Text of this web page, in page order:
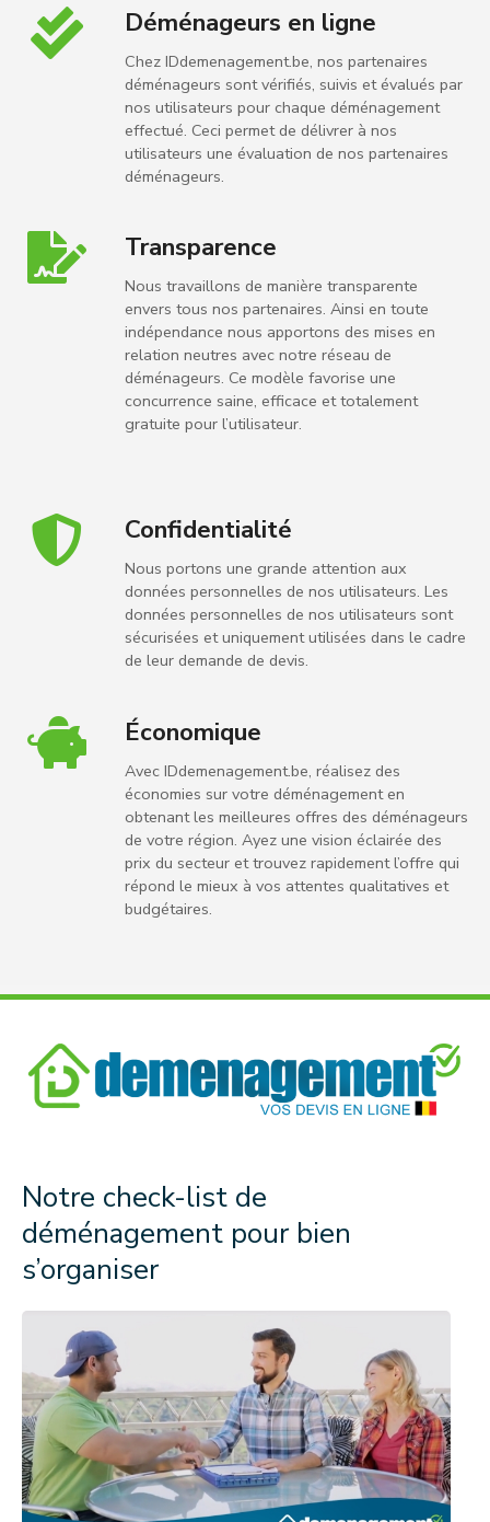
Déménageurs en ligne
Chez IDdemenagement.be, nos partenaires
déménageurs sont vérifiés, suivis et évalués par
nos utilisateurs pour chaque déménagement
effectué. Ceci permet de délivrer à nos
utilisateurs une évaluation de nos partenaires
déménageurs.
Transparence
Nous travaillons de manière transparente
envers tous nos partenaires. Ainsi en toute
indépendance nous apportons des mises en
relation neutres avec notre réseau de
déménageurs. Ce modèle favorise une
concurrence saine, efficace et totalement
gratuite pour l’utilisateur.
Confidentialité
Nous portons une grande attention aux
données personnelles de nos utilisateurs. Les
données personnelles de nos utilisateurs sont
sécurisées et uniquement utilisées dans le cadre
de leur demande de devis.
Économique
Avec IDdemenagement.be, réalisez des
économies sur votre déménagement en
obtenant les meilleures offres des déménageurs
de votre région. Ayez une vision éclairée des
prix du secteur et trouvez rapidement l’offre qui
répond le mieux à vos attentes qualitatives et
budgétaires.
Notre check-list de
déménagement pour bien
s’organiser